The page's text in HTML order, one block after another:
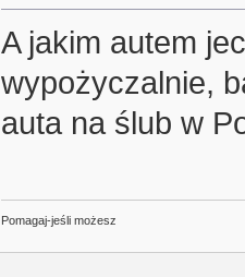
A jakim autem
wypożyczalnie,
auta na ślub w
Pomagaj-jeśli możesz